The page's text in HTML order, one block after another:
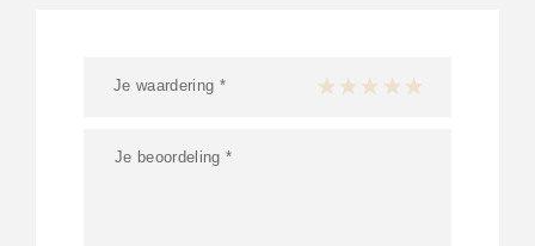
Je waardering * 1 van de 5 sterren
2 van de 5 sterren
3 van de 5 sterren
4 van de 5 sterren